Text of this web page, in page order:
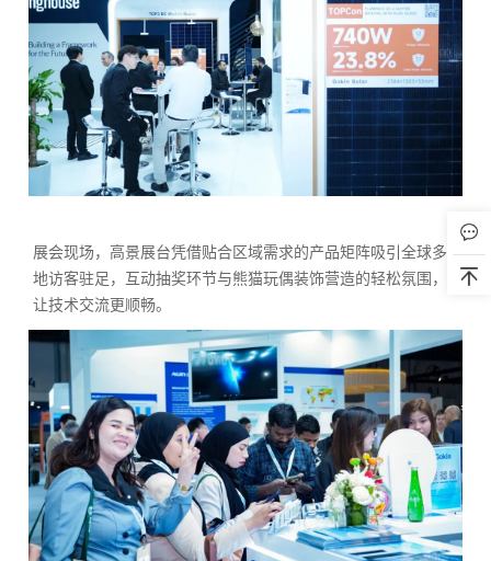
展会现场，高景展台凭借贴合区域需求的产品矩阵吸引全球多
地访客驻足，互动抽奖环节与熊猫玩偶装饰营造的轻松氛围，
让技术交流更顺畅。